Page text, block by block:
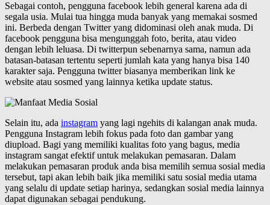
Sebagai contoh, pengguna facebook lebih general karena ada di
segala usia. Mulai tua hingga muda banyak yang memakai sosmed
ini. Berbeda dengan Twitter yang didominasi oleh anak muda. Di
facebook pengguna bisa mengunggah foto, berita, atau video
dengan lebih leluasa. Di twitterpun sebenarnya sama, namun ada
batasan-batasan tertentu seperti jumlah kata yang hanya bisa 140
karakter saja. Pengguna twitter biasanya memberikan link ke
website atau sosmed yang lainnya ketika update status.
Selain itu, ada instagram yang lagi ngehits di kalangan anak muda.
Pengguna Instagram lebih fokus pada foto dan gambar yang
diupload. Bagi yang memiliki kualitas foto yang bagus, media
instagram sangat efektif untuk melakukan pemasaran. Dalam
melakukan pemasaran produk anda bisa memilih semua sosial media
tersebut, tapi akan lebih baik jika memiliki satu sosial media utama
yang selalu di update setiap harinya, sedangkan sosial media lainnya
dapat digunakan sebagai pendukung.